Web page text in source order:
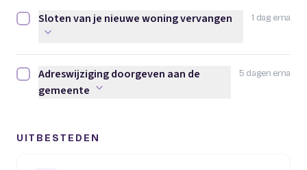
1 dag erna
Sloten van je nieuwe woning vervangen afvinken
Sloten van je nieuwe woning vervangen
5 dagen erna
Adreswijziging doorgeven aan de gemeente afvinken
Adreswijziging doorgeven aan de
gemeente
UITBESTEDEN